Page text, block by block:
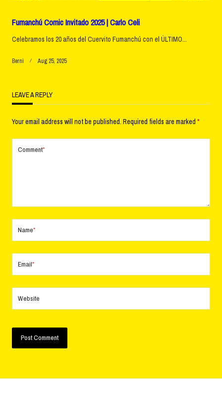
Fumanchú Comic Invitado 2025 | Carlo Celi
Celebramos los 20 años del Cuervito Fumanchú con el ÚLTIMO...
Berni Aug 25, 2025
LEAVE A REPLY
Your email address will not be published. Required fields are marked *
Comment*
Name*
Email*
Website